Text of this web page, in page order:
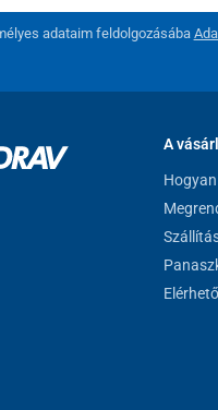
adataim feldolgozásába
A